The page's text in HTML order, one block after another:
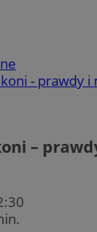
- prawdy
–